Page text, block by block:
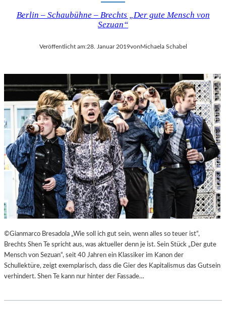
Berlin – Schaubühne – Brechts „Der gute Mensch von
Sezuan“
Veröffentlicht am:28. Januar 2019vonMichaela Schabel
©Gianmarco Bresadola „Wie soll ich gut sein, wenn alles so teuer ist“,
Brechts Shen Te spricht aus, was aktueller denn je ist. Sein Stück „Der gute
Mensch von Sezuan“, seit 40 Jahren ein Klassiker im Kanon der
Schullektüre, zeigt exemplarisch, dass die Gier des Kapitalismus das Gutsein
verhindert. Shen Te kann nur hinter der Fassade…